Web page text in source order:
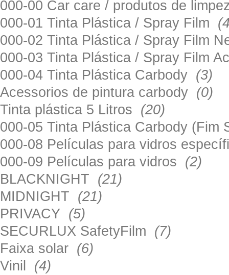
000-00 Car care / produtos de
000-01 Tinta Plástica / Spray Film
000-02 Tinta Plástica / Spray Film
000-03 Tinta Plástica / Spray Film
000-04 Tinta Plástica Carbody (3)
Acessorios de pintura carbody (0)
Tinta plástica 5 Litros (20)
000-05 Tinta Plástica Carbody
000-08 Películas para vidros
000-09 Películas para vidros (2)
BLACKNIGHT (21)
MIDNIGHT (21)
PRIVACY (5)
SECURLUX SafetyFilm (7)
Faixa solar (6)
Vinil (4)